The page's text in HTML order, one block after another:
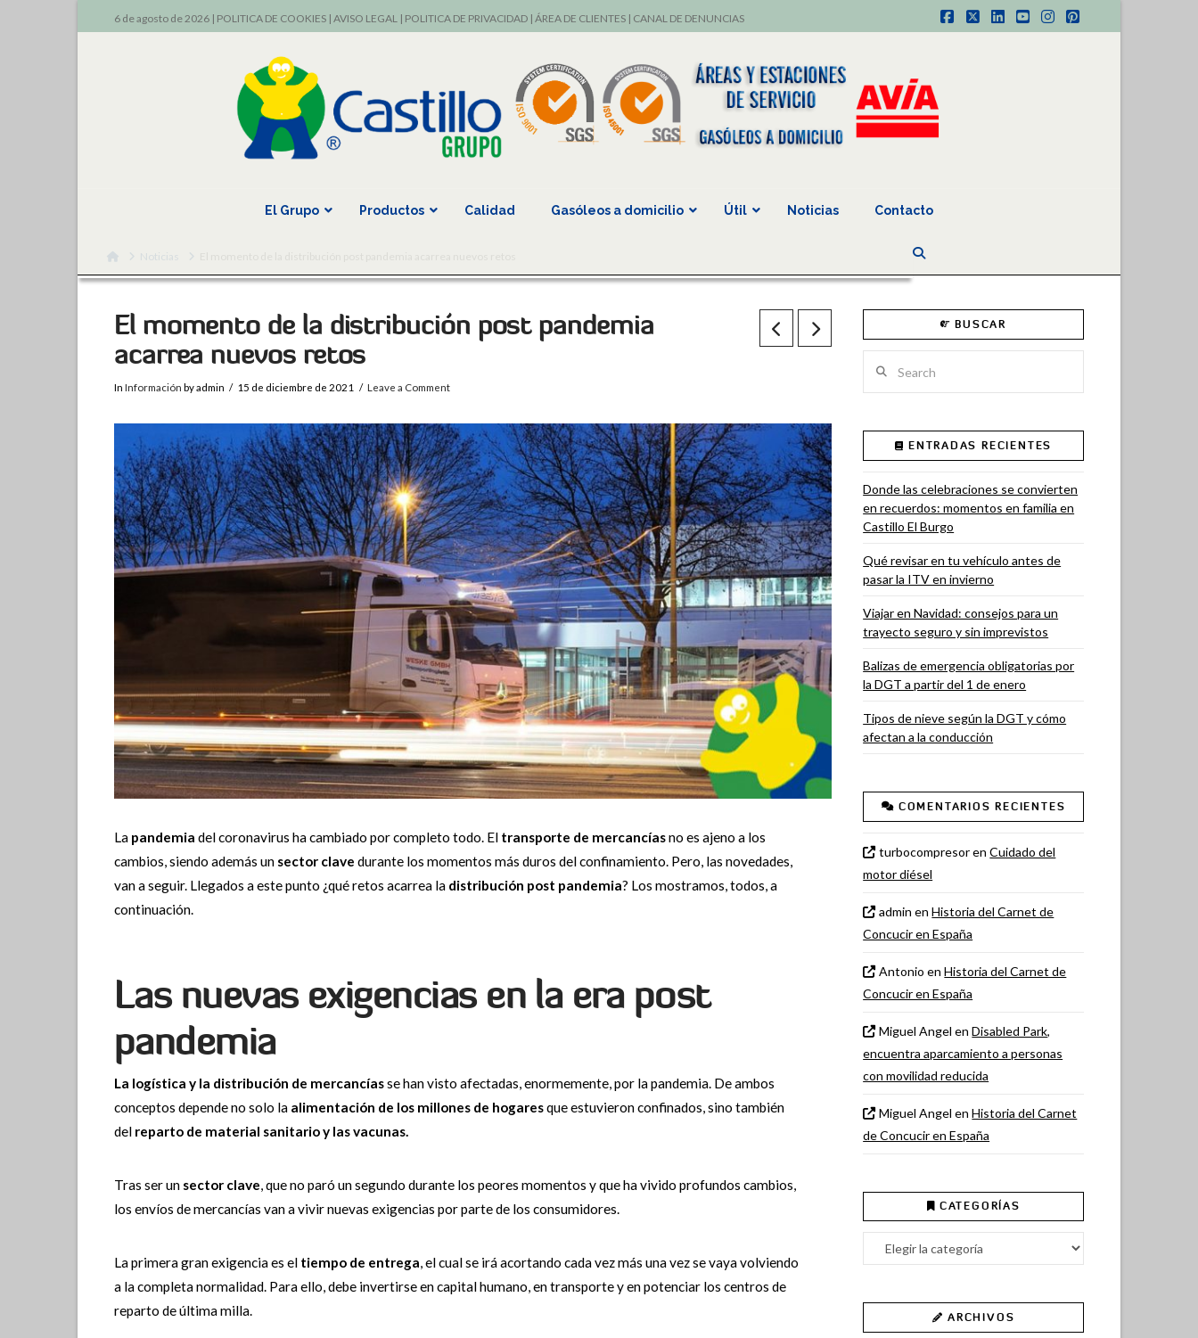
6 de agosto de 2026 | POLITICA DE COOKIES| AVISO LEGAL| POLITICA DE PRIVACIDAD| ÁREA DE CLIENTES| CANAL DE DENUNCIAS
Facebook
X LinkedIn
YouTube
Instagram
Pinterest
El Grupo Productos Calidad Gasóleos a domicilio Útil Noticias Contacto
HomeNoticias
El momento de la distribución post pandemia
acarrea nuevos retos
In Información by admin 15 de diciembre de 2021 Leave a Comment
La pandemia del coronavirus ha cambiado por completo todo. El transporte de mercancíasno es ajeno a los
cambios, siendo además un sector clave durante los momentos más duros del confinamiento. Pero, las novedades,
van a seguir. Llegados a este punto ¿qué retos acarrea la distribución post pandemia? Los mostramos, todos, a
continuación.
Las nuevas exigencias en la era post
pandemia
La logística y la distribución de mercancíasse han visto afectadas, enormemente, por la pandemia. De ambos
conceptos depende no solo laalimentación de los millones de hogaresque estuvieron confinados, sino también
del reparto de material sanitario y las vacunas.
Tras ser un sector clave, que no paró un segundo durante los peores momentos y que ha vivido profundos cambios,
los envíos de mercancías van a vivir nuevas exigencias por parte de los consumidores.
La primera gran exigencia es el tiempo de entrega, el cual se irá acortando cada vez más una vez se vaya volviendo
a la completa normalidad. Para ello, debe invertirse en capital humano, en transporte y en potenciar los centros de
reparto de última milla.
BUSCAR
ENTRADAS RECIENTES
Donde las celebraciones se convierten
en recuerdos: momentos en familia en
Castillo El Burgo
Qué revisar en tu vehículo antes de
pasar la ITV en invierno
Viajar en Navidad: consejos para un
trayecto seguro y sin imprevistos
Balizas de emergencia obligatorias por
la DGT a partir del 1 de enero
Tipos de nieve según la DGT y cómo
afectan a la conducción
COMENTARIOS RECIENTES
turbocompresorenCuidado del
motor diésel
admin enHistoria del Carnet de
Concucir en España
Antonio enHistoria del Carnet de
Concucir en España
Miguel Angel enDisabled Park,
encuentra aparcamiento a personas
con movilidad reducida
Miguel Angel enHistoria del Carnet
de Concucir en España
CATEGORÍAS
Categorías
ARCHIVOS